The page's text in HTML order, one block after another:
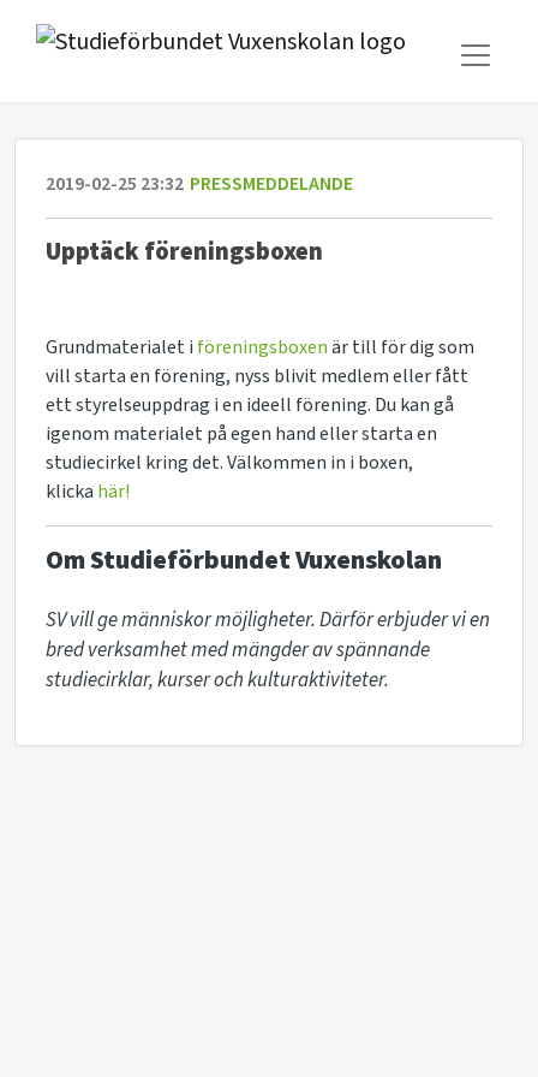
2019-02-25 23:32 PRESSMEDDELANDE
Upptäck föreningsboxen
Grundmaterialet i föreningsboxenär till för dig som
vill starta en förening, nyss blivit medlem eller fått
ett styrelseuppdrag i en ideell förening. Du kan gå
igenom materialet på egen hand eller starta en
studiecirkel kring det. Välkommen in i boxen,
klicka här!
Om Studieförbundet Vuxenskolan
SV vill ge människor möjligheter. Därför erbjuder vi en
bred verksamhet med mängder av spännande
studiecirklar, kurser och kulturaktiviteter.